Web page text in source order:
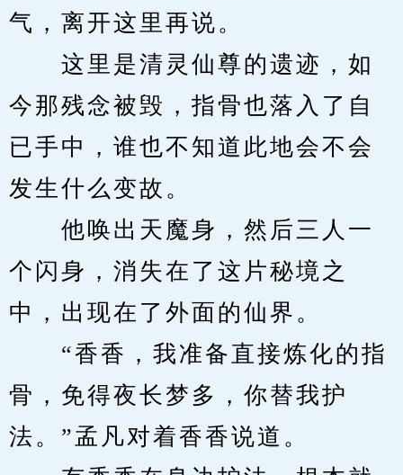
气，离开这里再说。
这里是清灵仙尊的遗迹，如
今那残念被毁，指骨也落入了自
已手中，谁也不知道此地会不会
发生什么变故。
他唤出天魔身，然后三人一
个闪身，消失在了这片秘境之
中，出现在了外面的仙界。
“香香，我准备直接炼化的指
骨，免得夜长梦多，你替我护
法。”孟凡对着香香说道。